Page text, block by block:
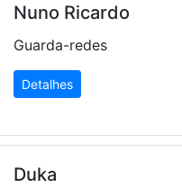
Nuno Ricardo
Guarda-redes
Detalhes
Duka